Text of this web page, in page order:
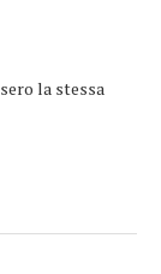
la stessa